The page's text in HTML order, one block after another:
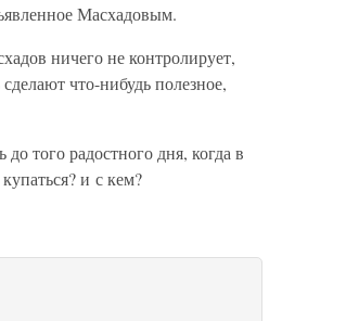
Масхадовым.
ничего не контролирует,
что-нибудь полезное,
того радостного дня, когда в
и с кем?